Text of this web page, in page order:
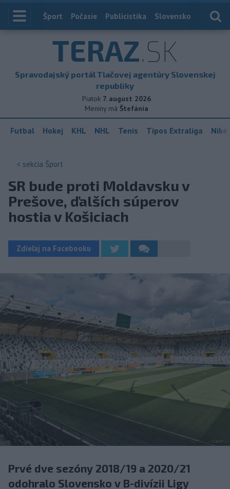
Index
Šport Počasie Publicistika Slovensko
TERAZ.SK
Spravodajský portál Tlačovej agentúry Slovenskej
republiky
Piatok 7. august 2026
Meniny má Štefánia
Futbal Hokej KHL NHL Tenis Tipos Extraliga
< sekcia Šport
SR bude proti Moldavsku v
Prešove, ďalších súperov
hostia v Košiciach
Zdieľaj na Facebooku
Prvé dve sezóny 2018/19 a 2020/21
odohralo Slovensko v B-divízii Ligy